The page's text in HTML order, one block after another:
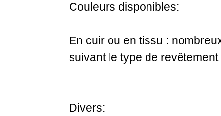
Couleurs disponibles:
En cuir ou en tissu :
suivant le type de
Divers: